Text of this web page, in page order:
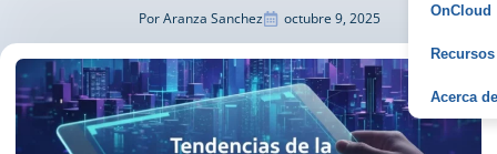
OnCloud
Recursos
Acerca
PorAranza Sanchez octubre 9, 2025